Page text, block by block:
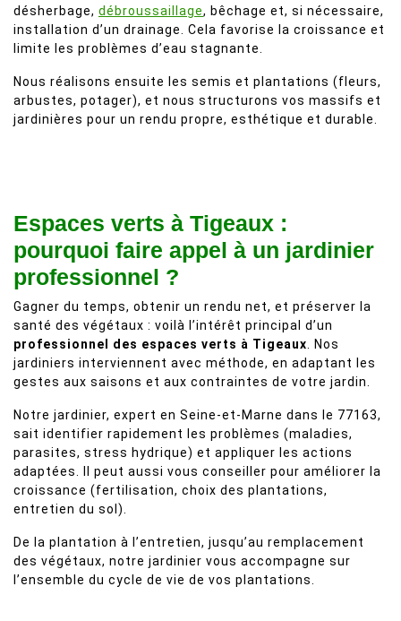
désherbage, débroussaillage, bêchage et, si nécessaire,
installation d’un drainage. Cela favorise la croissance et
limite les problèmes d’eau stagnante.
Nous réalisons ensuite les semis et plantations (fleurs,
arbustes, potager), et nous structurons vos massifs et
jardinières pour un rendu propre, esthétique et durable.
Espaces verts à Tigeaux :
pourquoi faire appel à un jardinier
professionnel ?
Gagner du temps, obtenir un rendu net, et préserver la
santé des végétaux : voilà l’intérêt principal d’un
professionnel des espaces verts à Tigeaux . Nos
jardiniers interviennent avec méthode, en adaptant les
gestes aux saisons et aux contraintes de votre jardin.
Notre jardinier, expert en Seine-et-Marne dans le 77163,
sait identifier rapidement les problèmes (maladies,
parasites, stress hydrique) et appliquer les actions
adaptées. Il peut aussi vous conseiller pour améliorer la
croissance (fertilisation, choix des plantations,
entretien du sol).
De la plantation à l’entretien, jusqu’au remplacement
des végétaux, notre jardinier vous accompagne sur
l’ensemble du cycle de vie de vos plantations.